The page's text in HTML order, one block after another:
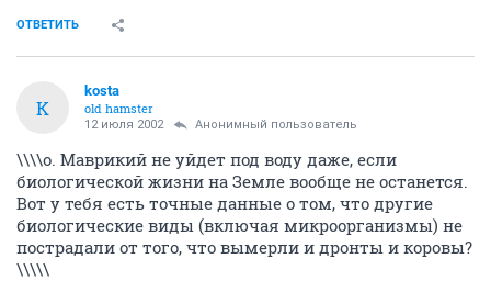
ОТВЕТИТЬ
K
kosta
old hamster
12 июля 2002 Анонимный пользователь
\\\\о. Маврикий не уйдет под воду даже, если
биологической жизни на Земле вообще не останется.
Вот у тебя есть точные данные о том, что другие
биологические виды (включая микроорганизмы) не
пострадали от того, что вымерли и дронты и коровы?
\\\\\